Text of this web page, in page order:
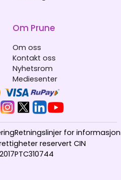
Om Prune
Om oss
Kontakt oss
Nyhetsrom
Mediesenter
reservert CIN
Retningslinjer for